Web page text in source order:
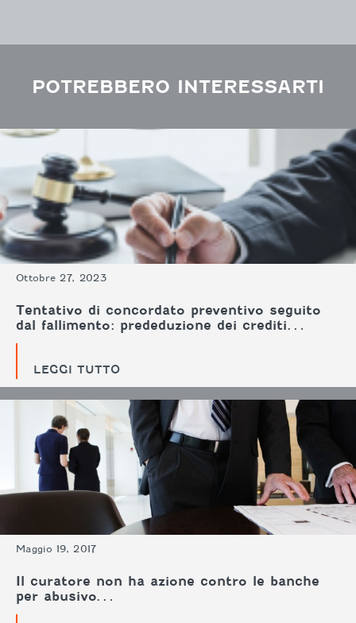
POTREBBERO INTERESSARTI
Ottobre 27, 2023
Tentativo di concordato preventivo seguito
dal fallimento: prededuzione dei crediti…
LEGGI TUTTO
Maggio 19, 2017
Il curatore non ha azione contro le banche
per abusivo…